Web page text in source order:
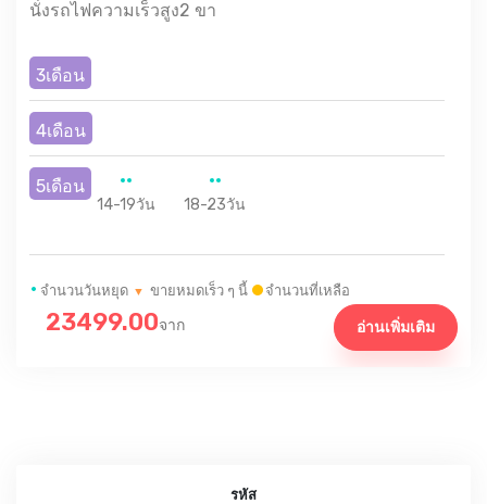
นั่งรถไฟความเร็วสูง2 ขา
3เดือน
4เดือน
5เดือน
14-19วัน 18-23วัน
• จำนวนวันหยุด ▼ ขายหมดเร็ว ๆ นี้ จำนวนที่เหลือ
23499.00จาก อ่านเพิ่มเติม
รหัส